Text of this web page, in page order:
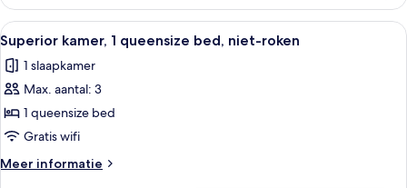
kamer,
eenpersoonsbedden,
niet-
roken
Alle
foto's
voor
Superior
kamer,
1
queensize
bed,
Een moderne hotelkamer met een
7
Superior kamer, 1 queensize bed, niet-roken
1 slaapkamer
Max. aantal: 3
1 queensize bed
Gratis wifi
Meer informatie
Meer